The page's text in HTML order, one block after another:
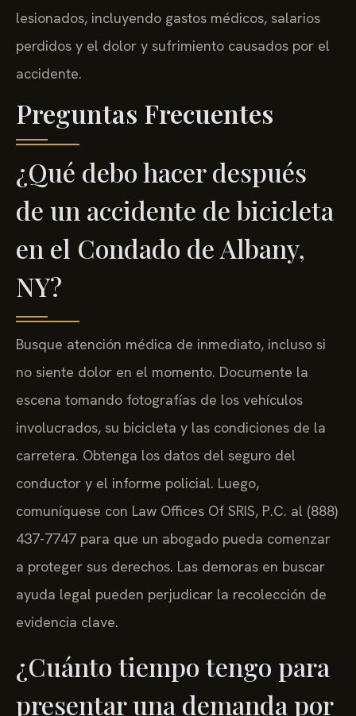
lesionados, incluyendo gastos médicos, salarios
perdidos y el dolor y sufrimiento causados por el
accidente.
Preguntas Frecuentes
¿Qué debo hacer después
de un accidente de bicicleta
en el Condado de Albany,
NY?
Busque atención médica de inmediato, incluso si
no siente dolor en el momento. Documente la
escena tomando fotografías de los vehículos
involucrados, su bicicleta y las condiciones de la
carretera. Obtenga los datos del seguro del
conductor y el informe policial. Luego,
comuníquese con Law Offices Of SRIS, P.C. al (888)
437-7747 para que un abogado pueda comenzar
a proteger sus derechos. Las demoras en buscar
ayuda legal pueden perjudicar la recolección de
evidencia clave.
¿Cuánto tiempo tengo para
presentar una demanda por